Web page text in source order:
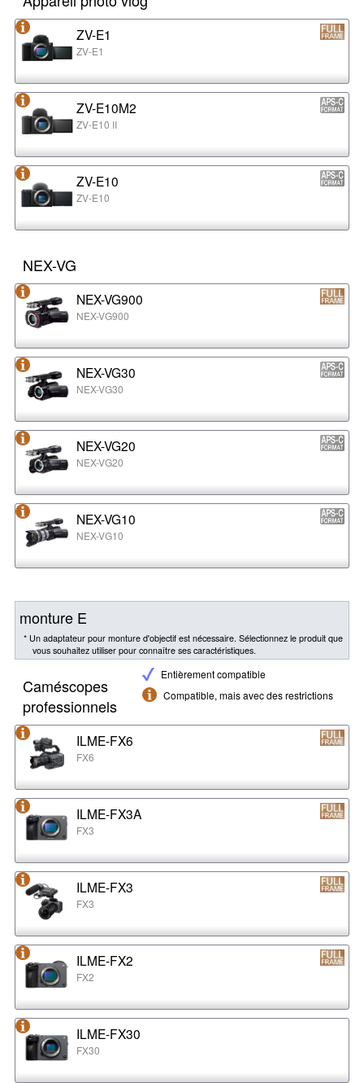
ZV-E1
ZV-E1
ZV-E10M2
ZV-E10 II
ZV-E10
ZV-E10
NEX-VG
NEX-VG900
NEX-VG900
NEX-VG30
NEX-VG30
NEX-VG20
NEX-VG20
NEX-VG10
NEX-VG10
monture E
* Un adaptateur pour monture d'objectif est nécessaire. Sélectionnez le produit que
vous souhaitez utiliser pour connaître ses caractéristiques.
Entièrement compatible
Compatible, mais avec des restrictions
Caméscopes
professionnels
ILME-FX6
FX6
ILME-FX3A
FX3
ILME-FX3
FX3
ILME-FX2
FX2
ILME-FX30
FX30